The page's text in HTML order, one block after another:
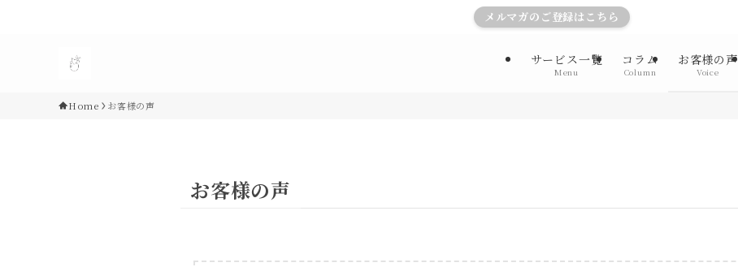
メルマガのご登録はこちら
サービス一覧
Menu
コラム
Column
お客様の声
Voice
Home お客様の声
お客様の声